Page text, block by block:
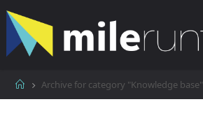
コ
ン
ホ
ー
Archive for category "Knowledge base"